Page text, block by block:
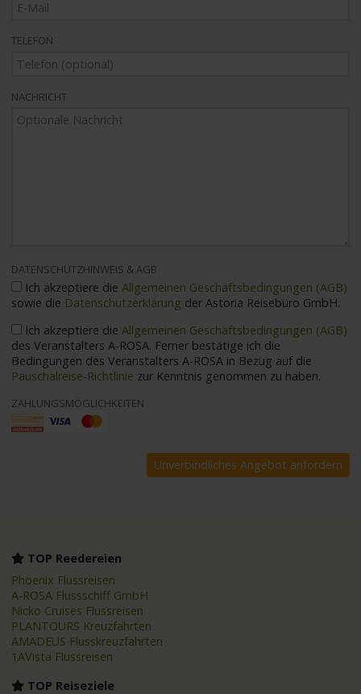
TELEFON
NACHRICHT
DATENSCHUTZHINWEIS & AGB
Ich akzeptiere dieAllgemeinen Geschäftsbedingungen (AGB)
sowie die Datenschutzerklärung der Astoria Reisebüro GmbH.
Ich akzeptiere die Allgemeinen Geschäftsbedingungen (AGB)
des Veranstalters A-ROSA. Ferner bestätige ich die
Bedingungen des Veranstalters A-ROSA in Bezug auf die
Pauschalreise-Richtlinie zur Kenntnis genommen zu haben.
ZAHLUNGSMÖGLICHKEITEN
TOP Reedereien
Phoenix Flussreisen
A-ROSA Flussschiff GmbH
Nicko Cruises Flussreisen
PLANTOURS Kreuzfahrten
AMADEUS Flusskreuzfahrten
1AVista Flussreisen
TOP Reiseziele